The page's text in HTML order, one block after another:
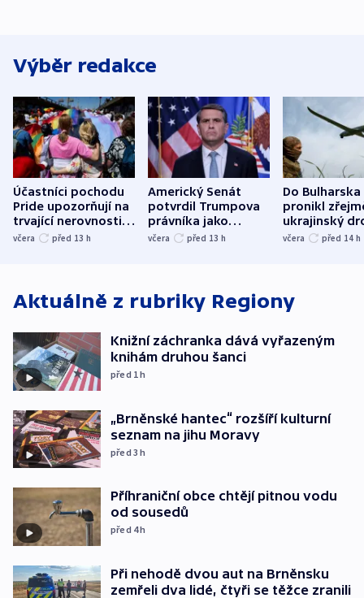
Výběr redakce
Účastníci pochodu
Pride upozorňují na
trvající nerovnosti i
společenskou
včera před 13 h
Americký Senát
potvrdil Trumpova
právníka jako
ministra
včera před 13 h
Do Bulharska
pronikl
ukrajinský
explodoval
včera před 14 h
Aktuálně z rubriky Regiony
Knižní záchranka dává vyřazeným
knihám druhou šanci
před 1h
„Brněnské hantec“ rozšíří kulturní
seznam na jihu Moravy
před 3h
Příhraniční obce chtějí pitnou vodu
od sousedů
před 4h
Při nehodě dvou aut na Brněnsku
zemřeli dva lidé, čtyři se těžce zranili